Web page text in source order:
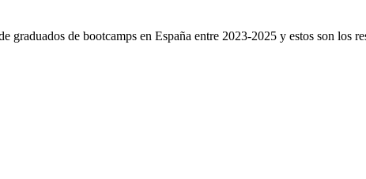
de bootcamps en España entre 2023-2025 y estos son los